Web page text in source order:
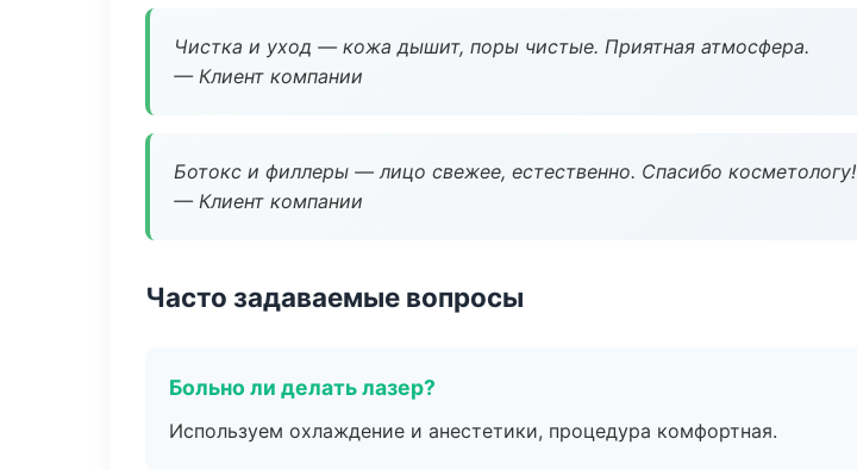
Чистка и уход — кожа дышит, поры чистые. Приятная атмосфера.
— Клиент компании
Ботокс и филлеры — лицо свежее, естественно. Спасибо косметологу!
— Клиент компании
Часто задаваемые вопросы
Больно ли делать лазер?
Используем охлаждение и анестетики, процедура комфортная.